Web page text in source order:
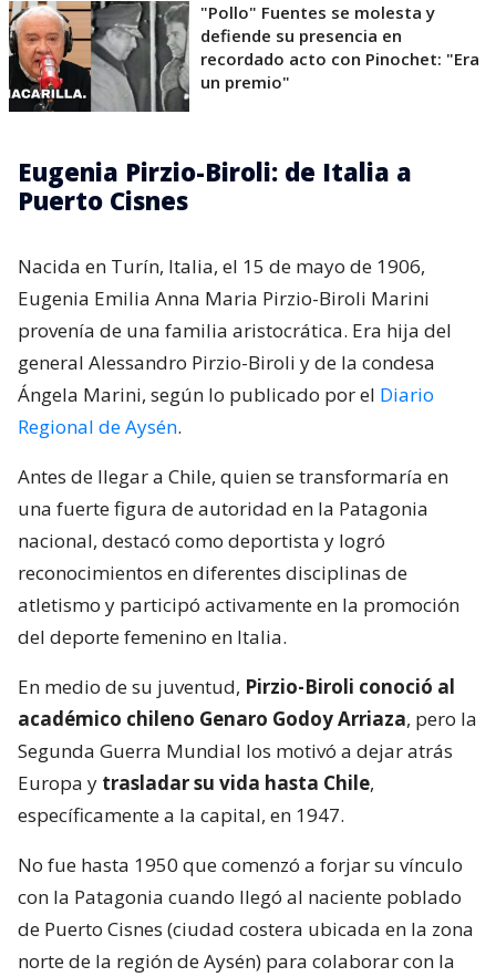
"Pollo" Fuentes se molesta y
defiende su presencia en
recordado acto con Pinochet: "Era
un premio"
Eugenia Pirzio-Biroli: de Italia a
Puerto Cisnes
Nacida en Turín, Italia, el 15 de mayo de 1906,
Eugenia Emilia Anna Maria Pirzio-Biroli Marini
provenía de una familia aristocrática. Era hija del
general Alessandro Pirzio-Biroli y de la condesa
Ángela Marini, según lo publicado por el Diario
Regional de Aysén.
Antes de llegar a Chile, quien se transformaría en
una fuerte figura de autoridad en la Patagonia
nacional, destacó como deportista y logró
reconocimientos en diferentes disciplinas de
atletismo y participó activamente en la promoción
del deporte femenino en Italia.
En medio de su juventud, Pirzio-Biroli conoció al
académico chileno Genaro Godoy Arriaza, pero la
Segunda Guerra Mundial los motivó a dejar atrás
Europa y trasladar su vida hasta Chile,
específicamente a la capital, en 1947.
No fue hasta 1950 que comenzó a forjar su vínculo
con la Patagonia cuando llegó al naciente poblado
de Puerto Cisnes (ciudad costera ubicada en la zona
norte de la región de Aysén) para colaborar con la